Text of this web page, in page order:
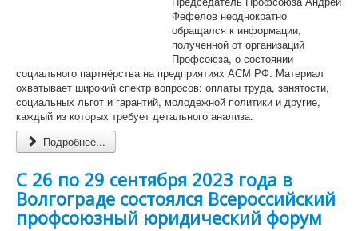
Фефелов неоднократно
обращался к информации,
полученной от организаций
Профсоюза, о состоянии
социального партнёрства на предприятиях АСМ РФ. Материал
охватывает широкий спектр вопросов: оплаты труда, занятости,
социальных льгот и гарантий, молодежной политики и другие,
каждый из которых требует детального анализа.
Подробнее...
С 26 по 29 сентября 2023 года в
Волгограде состоялся Всероссийский
профсоюзный юридический форум